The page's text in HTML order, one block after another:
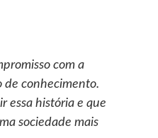
com a
de conhecimento.
essa história e que
sociedade mais